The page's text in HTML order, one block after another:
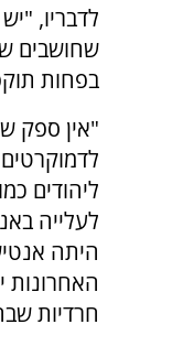
לדבריו,
שחושבים
בפחות
"אין ספק
ליהודים
לעלייה
היתה
האחרונות
חרדיות